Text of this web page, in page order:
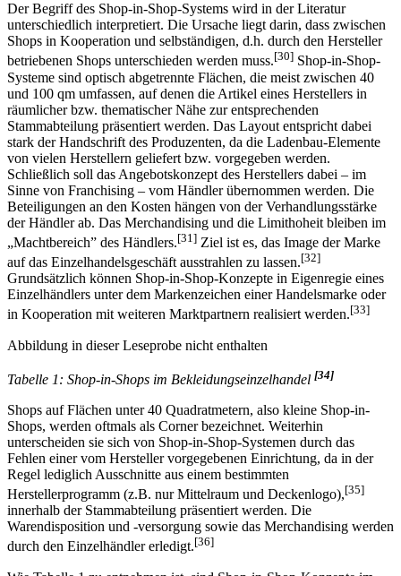
Der Begriff des Shop-in-Shop-Systems wird in der Literatur
unterschiedlich interpretiert. Die Ursache liegt darin, dass zwischen
Shops in Kooperation und selbständigen, d.h. durch den Hersteller
betriebenen Shops unterschieden werden muss.[30] Shop-in-Shop-
Systeme sind optisch abgetrennte Flächen, die meist zwischen 40
und 100 qm umfassen, auf denen die Artikel eines Herstellers in
räumlicher bzw. thematischer Nähe zur entsprechenden
Stammabteilung präsentiert werden. Das Layout entspricht dabei
stark der Handschrift des Produzenten, da die Ladenbau-Elemente
von vielen Herstellern geliefert bzw. vorgegeben werden.
Schließlich soll das Angebotskonzept des Herstellers dabei – im
Sinne von Franchising – vom Händler übernommen werden. Die
Beteiligungen an den Kosten hängen von der Verhandlungsstärke
der Händler ab. Das Merchandising und die Limithoheit bleiben im
„Machtbereich” des Händlers.[31] Ziel ist es, das Image der Marke
auf das Einzelhandelsgeschäft ausstrahlen zu lassen.[32]
Grundsätzlich können Shop-in-Shop-Konzepte in Eigenregie eines
Einzelhändlers unter dem Markenzeichen einer Handelsmarke oder
in Kooperation mit weiteren Marktpartnern realisiert werden.[33]
Abbildung in dieser Leseprobe nicht enthalten
Tabelle 1: Shop-in-Shops im Bekleidungseinzelhandel [34]
Shops auf Flächen unter 40 Quadratmetern, also kleine Shop-in-
Shops, werden oftmals als Corner bezeichnet. Weiterhin
unterscheiden sie sich von Shop-in-Shop-Systemen durch das
Fehlen einer vom Hersteller vorgegebenen Einrichtung, da in der
Regel lediglich Ausschnitte aus einem bestimmten
Herstellerprogramm (z.B. nur Mittelraum und Deckenlogo),[35]
innerhalb der Stammabteilung präsentiert werden. Die
Warendisposition und -versorgung sowie das Merchandising werden
durch den Einzelhändler erledigt.[36]